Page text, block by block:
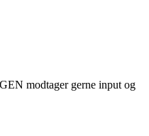
modtager gerne input og